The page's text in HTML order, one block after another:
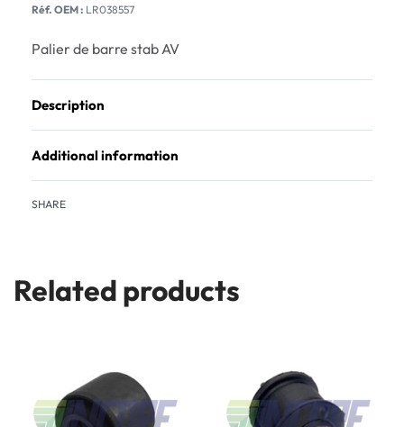
Réf. OEM : LR038557
Palier de barre stab AV
Description
Additional information
SHARE
Related products